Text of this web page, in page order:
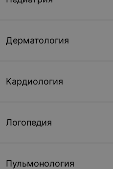
Дерматология
Кардиология
Логопедия
Пульмонология